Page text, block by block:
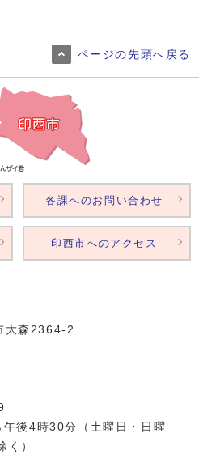
ページの先頭へ戻る
森2364‐2
後4時30分（土曜日・日曜
く）
各課へのお問い合わせ
印西市へのアクセス